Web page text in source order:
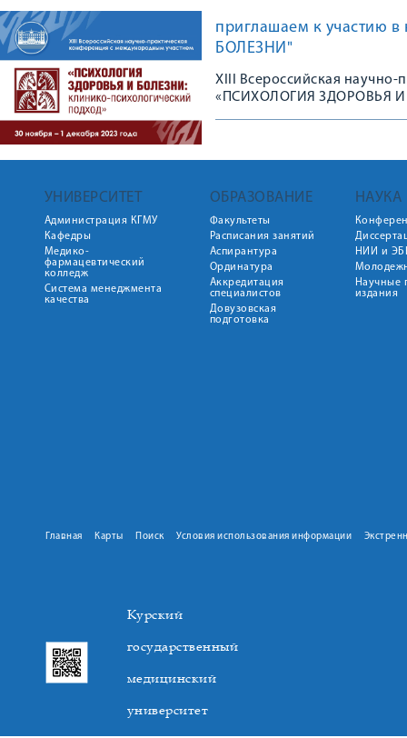
приглашаем к участию
БОЛЕЗНИ"
XIII Всероссийская
«ПСИХОЛОГИЯ ЗДОРОВЬЯ
УНИВЕРСИТЕТ
Администрация КГМУ
Кафедры
Медико-
фармацевтический
колледж
Система менеджмента
качества
ОБРАЗОВАНИЕ
Факультеты
Расписания занятий
Аспирантура
Ординатура
Аккредитация
специалистов
Довузовская
подготовка
НАУКА
НИИ и
Научные
издания
Главная Карты Поиск Условия использования информации
Курский
государственный
медицинский
университет